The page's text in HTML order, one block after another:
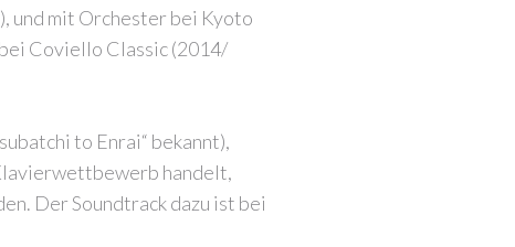
und mit Orchester bei Kyoto
Coviello Classic (2014/
to Enrai“ bekannt),
handelt,
Der Soundtrack dazu ist bei